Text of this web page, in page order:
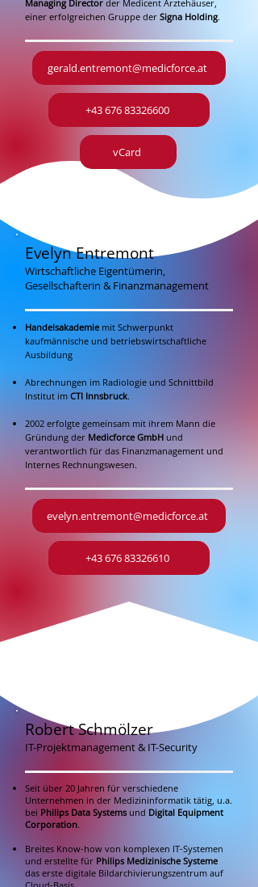
Managing Director der Medicent Ärztehäuser,
einer erfolgreichen Gruppe der Signa Holding.
gerald.entremont@medicforce.at
+43 676 83326600
vCard
Evelyn Entremont
Wirtschaftliche Eigentümerin,
Gesellschafterin & Finanzmanagement
Handelsakademie mit Schwerpunkt
kaufmännische und betriebswirtschaftliche
Ausbildung
Abrechnungen im Radiologie und Schnittbild
Institut im CTI Innsbruck.
2002 erfolgte gemeinsam mit ihrem Mann die
Gründung der Medicforce GmbH und
verantwortlich für das Finanzmanagement und
Internes Rechnungswesen.
evelyn.entremont@medicforce.at
+43 676 83326610
Robert Schmölzer
IT-Projektmanagement & IT-Security
Seit über 20 Jahren für verschiedene
Unternehmen in der Medizininformatik tätig, u.a.
bei Philips Data Systems und Digital Equipment
Corporation.
Breites Know-how von komplexen IT-Systemen
und erstellte für Philips Medizinische Systeme
das erste digitale Bildarchivierungszentrum auf